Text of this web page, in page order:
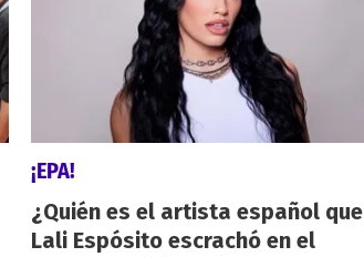
¡EPA!
¿Quién es el artista español que
Lali Espósito escrachó en el